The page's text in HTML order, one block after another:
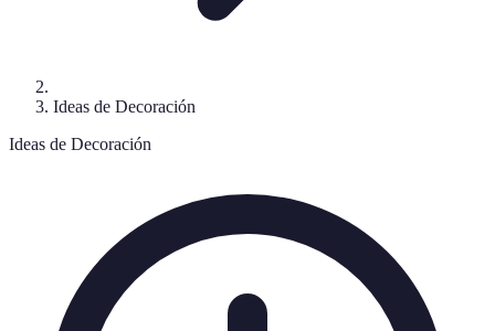
Ideas de Decoración
Ideas de Decoración